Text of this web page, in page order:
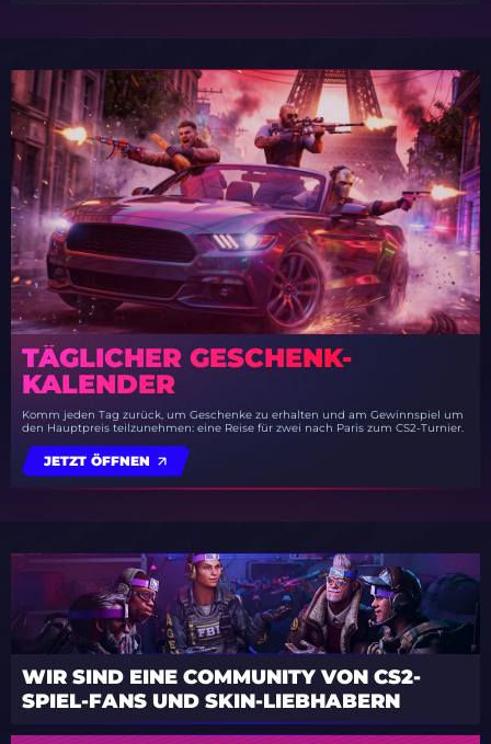
TÄGLICHER GESCHENK-
KALENDER
Komm jeden Tag zurück, um Geschenke zu erhalten und am Gewinnspiel um
den Hauptpreis teilzunehmen: eine Reise für zwei nach Paris zum CS2-Turnier.
JETZT ÖFFNEN
WIR SIND EINE COMMUNITY VON CS2-
SPIEL-FANS UND SKIN-LIEBHABERN